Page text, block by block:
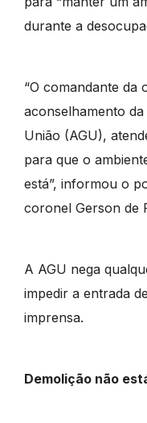
durante a
“O comandante da
aconselhamento
União (AGU),
para que o
está”, informou o
coronel Gerson de
A AGU nega
impedir a entrada
imprensa.
Demolição não